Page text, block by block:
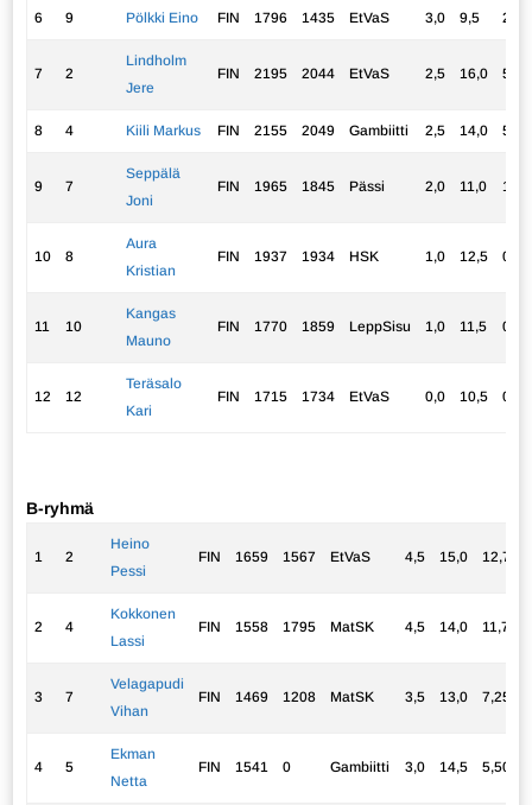
6 9 Pölkki Eino FIN 1796 1435 EtVaS 3,0 9,5 2,00
7 2
Lindholm
Jere
FIN 2195 2044 EtVaS 2,5 16,0 5,75
8 4 Kiili Markus FIN 2155 2049 Gambiitti 2,5 14,0 5,25
9 7
Seppälä
Joni
FIN 1965 1845 Pässi 2,0 11,0 1,00
10 8
Aura
Kristian
FIN 1937 1934 HSK 1,0 12,5 0,00
11 10
Kangas
Mauno
FIN 1770 1859 LeppSisu 1,0 11,5 0,00
12 12
Teräsalo
Kari
FIN 1715 1734 EtVaS 0,0 10,5 0,00
B-ryhmä
1 2
Heino
Pessi
FIN 1659 1567 EtVaS 4,5 15,0 12,75
2 4
Kokkonen
Lassi
FIN 1558 1795 MatSK 4,5 14,0 11,75
3 7
Velagapudi
Vihan
FIN 1469 1208 MatSK 3,5 13,0 7,25
4 5
Ekman
Netta
FIN 1541 0 Gambiitti 3,0 14,5 5,50